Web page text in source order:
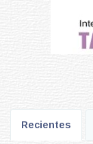
Recientes